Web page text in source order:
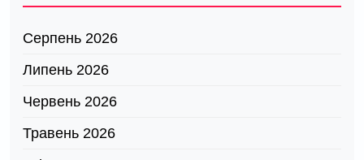
Серпень 2026
Липень 2026
Червень 2026
Травень 2026